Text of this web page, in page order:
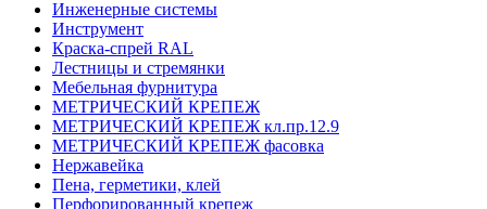
Инженерные системы
Инструмент
Краска-спрей RAL
Лестницы и стремянки
Мебельная фурнитура
МЕТРИЧЕСКИЙ КРЕПЕЖ
МЕТРИЧЕСКИЙ КРЕПЕЖ кл.пр.12.9
МЕТРИЧЕСКИЙ КРЕПЕЖ фасовка
Нержавейка
Пена, герметики, клей
Перфорированный крепеж